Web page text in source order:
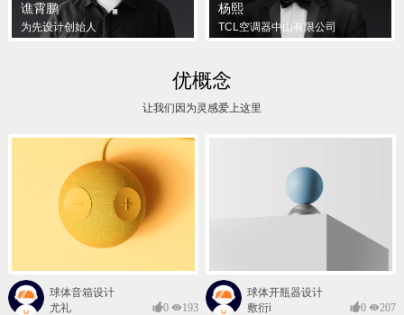
谯霄鹏
为先设计创始人
杨熙
TCL空调器中山有限公司
优概念
让我们因为灵感爱上这里
球体音箱设计
尤礼
0 193
球体开瓶器设计
敷衍i
0 207